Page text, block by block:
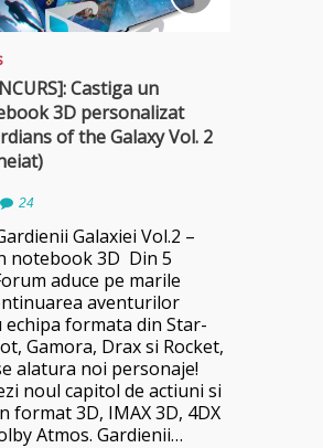
Castiga un
3D personalizat
of the Galaxy Vol. 2
24
Galaxiei Vol.2 –
notebook 3D Din 5
aduce pe marile
aventurilor
echipa formata din Star-
Gamora, Drax si Rocket,
alatura noi personaje!
noul capitol de actiuni si
format 3D, IMAX 3D, 4DX
Atmos. Gardienii…